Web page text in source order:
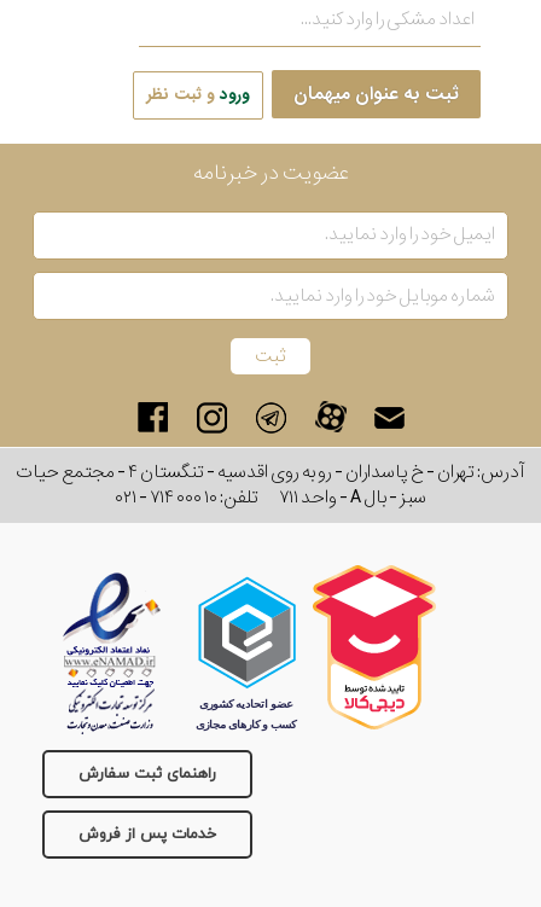
ثبت به عنوان میهمان ورودو ثبت نظر
عضویت در خبرنامه
آدرس: تهران - خ پاسداران - رو به روی اقدسیه - تنگستان ۴ - مجتمع حیات
سبز - بال A - واحد ۷۱۱
تلفن:۰۲۱ - ۷۱۴ ۰۰۰ ۱۰
راهنمای ثبت سفارش
خدمات پس از فروش